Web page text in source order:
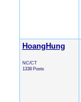
HoangHung
NC/CT
1338 Posts